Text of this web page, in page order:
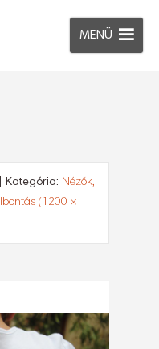
MENÜ
| Kategória: Nézők,
(1200 ×